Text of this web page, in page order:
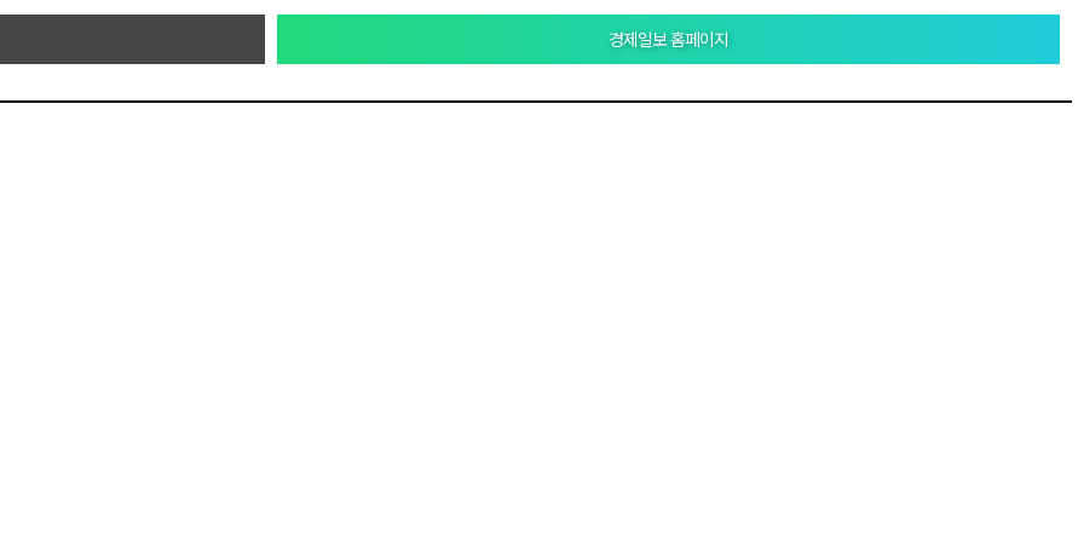
경제일보 홈페이지